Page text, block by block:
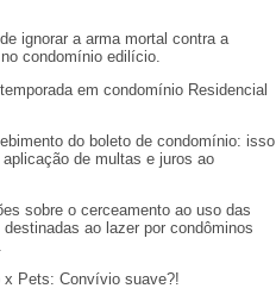
ignorar a arma mortal contra a
condomínio edilício.
em condomínio Residencial
do boleto de condomínio: isso
de multas e juros ao
sobre o cerceamento ao uso das
ao lazer por condôminos
x Pets: Convívio suave?!